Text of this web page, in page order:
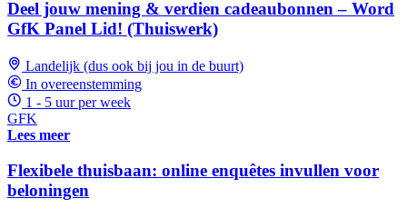
Deel jouw mening & verdien cadeaubonnen – Word
GfK Panel Lid! (Thuiswerk)
Landelijk (dus ook bij jou in de buurt)
In overeenstemming
1 - 5 uur per week
GFK
Lees meer
Flexibele thuisbaan: online enquêtes invullen voor
beloningen